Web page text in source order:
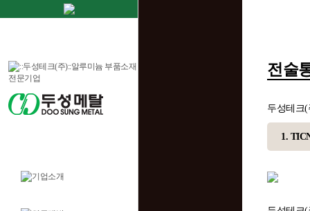
전술
두성테크
1.